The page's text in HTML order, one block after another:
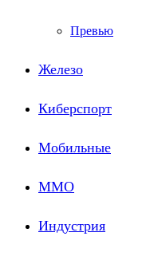
Превью
Железо
Киберспорт
Мобильные
ММО
Индустрия